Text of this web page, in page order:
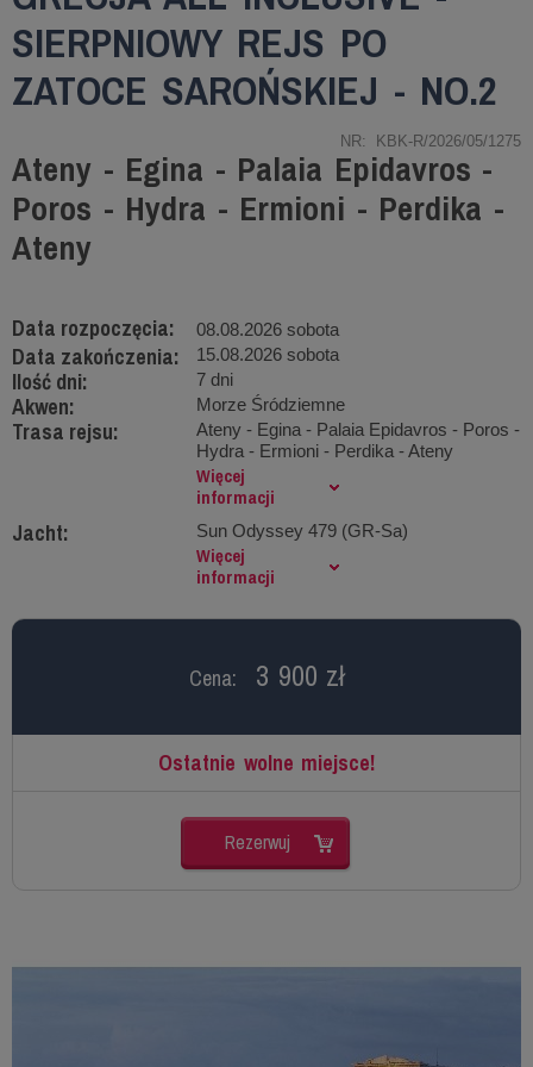
SIERPNIOWY REJS PO
ZATOCE SAROŃSKIEJ - NO.2
NR: KBK-R/2026/05/1275
Ateny - Egina - Palaia Epidavros -
Poros - Hydra - Ermioni - Perdika -
Ateny
Data rozpoczęcia: 08.08.2026 sobota
Data zakończenia: 15.08.2026 sobota
Ilość dni: 7 dni
Akwen: Morze Śródziemne
Trasa rejsu:
Ateny - Egina - Palaia Epidavros - Poros -
Hydra - Ermioni - Perdika - Ateny
Więcej
informacji
Jacht: Sun Odyssey 479 (GR-Sa)
Więcej
informacji
Cena: 3 900 zł
Ostatnie wolne miejsce!
Rezerwuj